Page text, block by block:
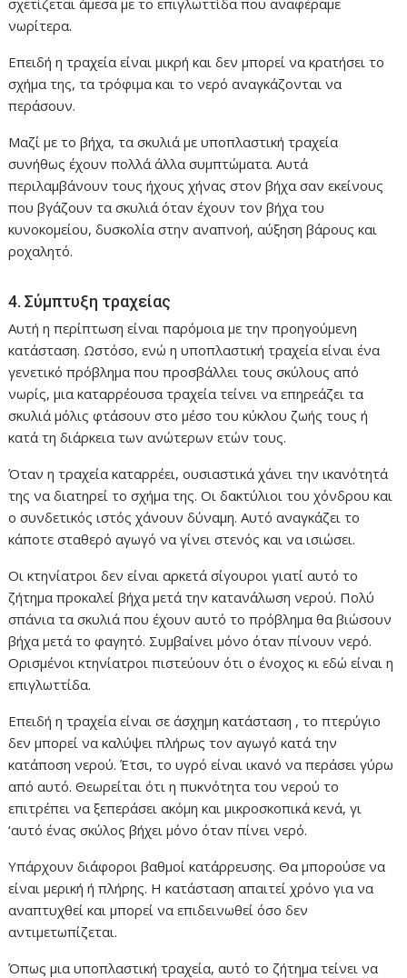
νωρίτερα.
Επειδή η τραχεία είναι μικρή και δεν μπορεί να κρατήσει το
σχήμα της, τα τρόφιμα και το νερό αναγκάζονται να
περάσουν.
Μαζί με το βήχα, τα σκυλιά με υποπλαστική τραχεία
συνήθως έχουν πολλά άλλα συμπτώματα. Αυτά
περιλαμβάνουν τους ήχους χήνας στον βήχα σαν εκείνους
που βγάζουν τα σκυλιά όταν έχουν τον βήχα του
κυνοκομείου, δυσκολία στην αναπνοή, αύξηση βάρους και
ροχαλητό.
4. Σύμπτυξη τραχείας
Αυτή η περίπτωση είναι παρόμοια με την προηγούμενη
κατάσταση. Ωστόσο, ενώ η υποπλαστική τραχεία είναι ένα
γενετικό πρόβλημα που προσβάλλει τους σκύλους από
νωρίς, μια καταρρέουσα τραχεία τείνει να επηρεάζει τα
σκυλιά μόλις φτάσουν στο μέσο του κύκλου ζωής τους ή
κατά τη διάρκεια των ανώτερων ετών τους.
Όταν η τραχεία καταρρέει, ουσιαστικά χάνει την ικανότητά
της να διατηρεί το σχήμα της. Οι δακτύλιοι του χόνδρου και
ο συνδετικός ιστός χάνουν δύναμη. Αυτό αναγκάζει το
κάποτε σταθερό αγωγό να γίνει στενός και να ισιώσει.
Οι κτηνίατροι δεν είναι αρκετά σίγουροι γιατί αυτό το
ζήτημα προκαλεί βήχα μετά την κατανάλωση νερού. Πολύ
σπάνια τα σκυλιά που έχουν αυτό το πρόβλημα θα βιώσουν
βήχα μετά το φαγητό. Συμβαίνει μόνο όταν πίνουν νερό.
Ορισμένοι κτηνίατροι πιστεύουν ότι ο ένοχος κι εδώ είναι η
επιγλωττίδα.
Επειδή η τραχεία είναι σε άσχημη κατάσταση , το πτερύγιο
δεν μπορεί να καλύψει πλήρως τον αγωγό κατά την
κατάποση νερού. Έτσι, το υγρό είναι ικανό να περάσει γύρω
από αυτό. Θεωρείται ότι η πυκνότητα του νερού το
επιτρέπει να ξεπεράσει ακόμη και μικροσκοπικά κενά, γι
‘αυτό ένας σκύλος βήχει μόνο όταν πίνει νερό.
Υπάρχουν διάφοροι βαθμοί κατάρρευσης. Θα μπορούσε να
είναι μερική ή πλήρης. Η κατάσταση απαιτεί χρόνο για να
αναπτυχθεί και μπορεί να επιδεινωθεί όσο δεν
αντιμετωπίζεται.
Όπως μια υποπλαστική τραχεία, αυτό το ζήτημα τείνει να